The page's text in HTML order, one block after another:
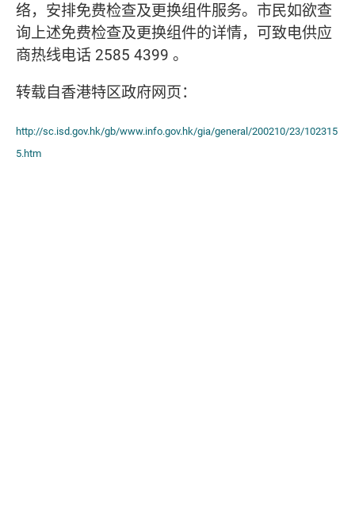
络，安排免费检查及更换组件服务。市民如欲查
询上述免费检查及更换组件的详情，可致电供应
商热线电话 2585 4399 。
转载自香港特区政府网页：
http://sc.isd.gov.hk/gb/www.info.gov.hk/gia/general/200210/23/102315
5.htm